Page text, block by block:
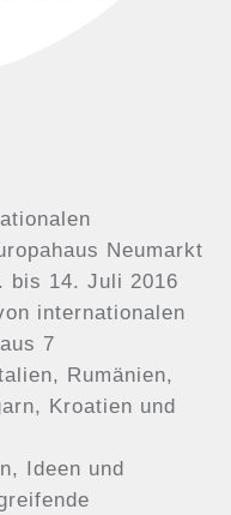
Neumarkt
bis 14. Juli 2016
internationalen
7
Rumänien,
Kroatien und
Ideen und